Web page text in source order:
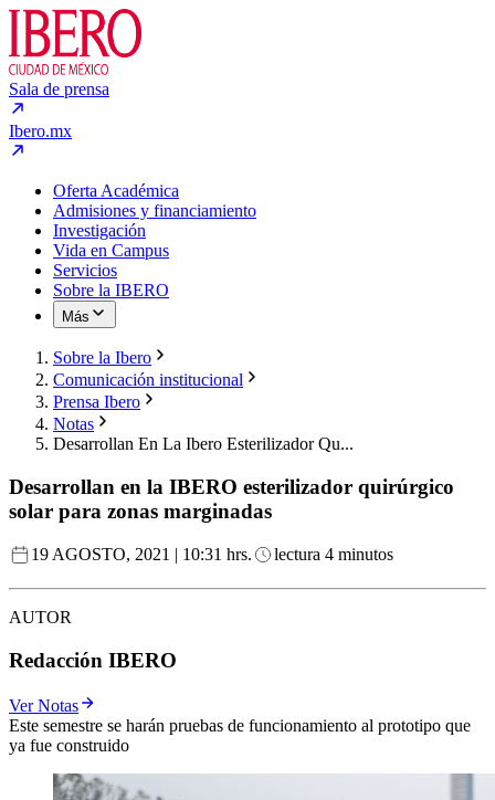
Sala de prensa
Ibero.mx
Oferta Académica
Admisiones y financiamiento
Investigación
Vida en Campus
Servicios
Sobre la IBERO
Más
Sobre la Ibero
Comunicación institucional
Prensa Ibero
Notas
Desarrollan En La Ibero Esterilizador Qu...
Desarrollan en la IBERO esterilizador quirúrgico
solar para zonas marginadas
19 AGOSTO, 2021 | 10:31 hrs. lectura 4 minutos
AUTOR
Redacción IBERO
Ver Notas
Este semestre se harán pruebas de funcionamiento al prototipo que
ya fue construido